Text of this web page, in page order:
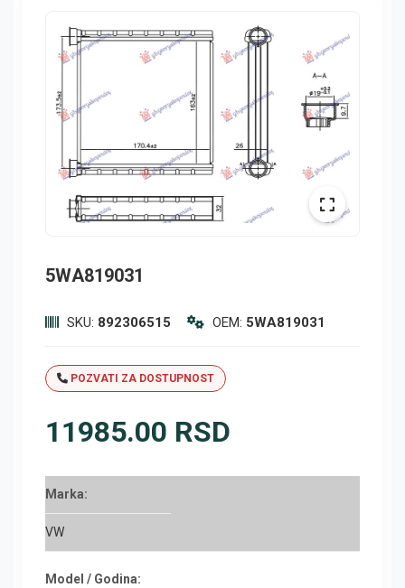
5WA819031
SKU: 892306515 OEM: 5WA819031
POZVATI ZA DOSTUPNOST
11985.00 RSD
Marka:
VW
Model / Godina: